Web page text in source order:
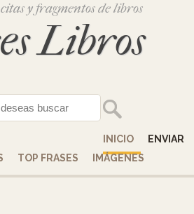
y fragmentos de libros
Libros
INICIO
ENVIAR
TOP FRASES IMÁGENES